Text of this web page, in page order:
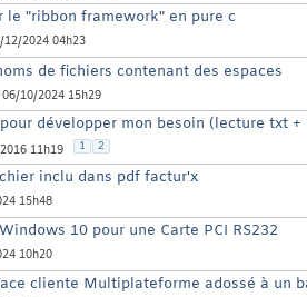
le "ribbon framework" en pure c
12/2024 04h23
de fichiers contenant des espaces
06/10/2024 15h29
développer mon besoin (lecture txt
11h19 1 2
inclu dans pdf factur'x
15h48
10 pour une Carte PCI RS232
10h20
cliente Multiplateforme adossé à un